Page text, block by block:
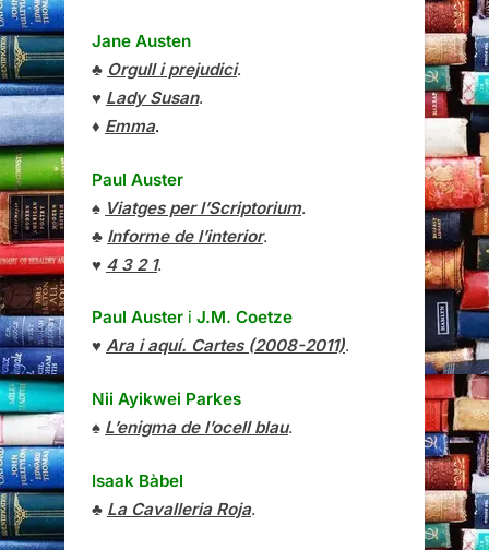
Jane Austen
♣ Orgull i prejudici.
♥ Lady Susan.
♦ Emma.
Paul Auster
♠ Viatges per l’Scriptorium.
♣ Informe de l’interior.
♥ 4 3 2 1.
Paul Auster i J.M. Coetze
♥ Ara i aquí. Cartes (2008-2011).
Nii Ayikwei Parkes
♠ L’enigma de l’ocell blau.
Isaak Bàbel
♣ La Cavalleria Roja.